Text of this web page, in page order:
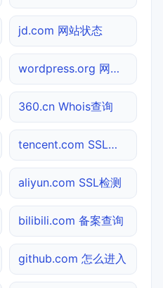
jd.com 网站状态
wordpress.org 网站状态
360.cn Whois查询
tencent.com SSL检测
aliyun.com SSL检测
bilibili.com 备案查询
github.com 怎么进入